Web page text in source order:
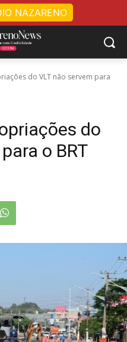
do VLT não servem para
do
o BRT
NAZARENO